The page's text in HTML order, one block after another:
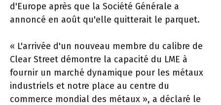
d'Europe après que la Société Générale a
annoncé en août qu'elle quitterait le parquet.
« L'arrivée d'un nouveau membre du calibre de
Clear Street démontre la capacité du LME à
fournir un marché dynamique pour les métaux
industriels et notre place au centre du
commerce mondial des métaux », a déclaré le